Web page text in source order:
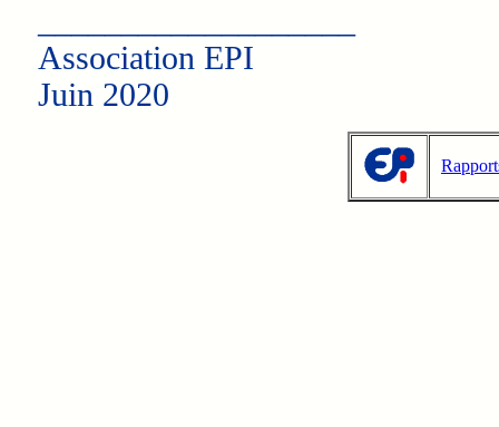
Association EPI
Juin 2020